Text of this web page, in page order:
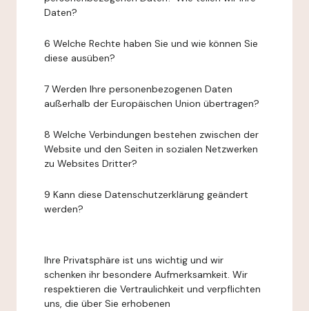
Daten?
6 Welche Rechte haben Sie und wie können Sie
diese ausüben?
7 Werden Ihre personenbezogenen Daten
außerhalb der Europäischen Union übertragen?
8 Welche Verbindungen bestehen zwischen der
Website und den Seiten in sozialen Netzwerken
zu Websites Dritter?
9 Kann diese Datenschutzerklärung geändert
werden?
Ihre Privatsphäre ist uns wichtig und wir
schenken ihr besondere Aufmerksamkeit. Wir
respektieren die Vertraulichkeit und verpflichten
uns, die über Sie erhobenen